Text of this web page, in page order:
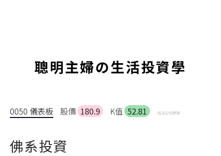
聰明主婦の生活投資學
0050 儀表板 股價 180.9 K值 52.81 05/26 12:50 更新
佛系投資